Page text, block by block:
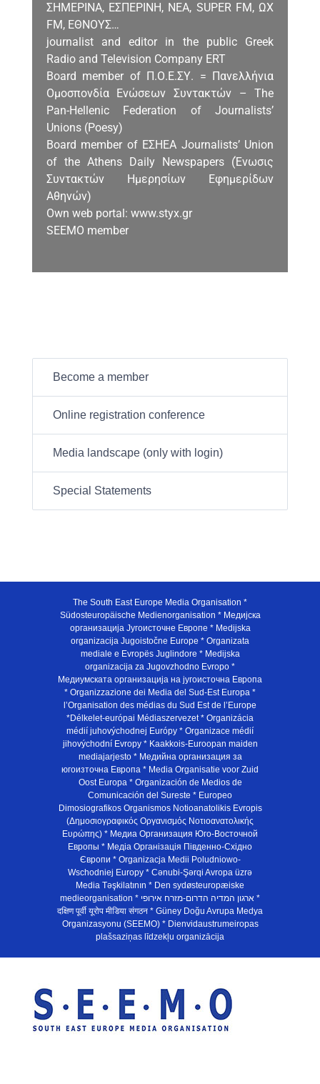
ΣΗΜΕΡΙΝΑ, ΕΣΠΕΡΙΝΗ, ΝΕΑ, SUPER FM, ΩΧ
FM, ΕΘΝΟΥΣ…
journalist and editor in the public Greek
Radio and Television Company ERT
Board member of Π.Ο.Ε.ΣΥ. = Πανελλήνια
Ομοσπονδία Ενώσεων Συντακτών – The
Pan-Hellenic Federation of Journalists’
Unions (Poesy)
Board member of ΕΣΗΕΑ Journalists’ Union
of the Athens Daily Newspapers (Ένωσις
Συντακτών Ημερησίων Εφημερίδων
Αθηνών)
Own web portal: www.styx.gr
SEEMO member
Become a member
Online registration conference
Media landscape (only with login)
Special Statements
The South East Europe Media Organisation *
Südosteuropäische Medienorganisation * Медијска
организација Југоисточне Европе * Medijska
organizacija Jugoistočne Europe * Organizata
mediale e Evropës Juglindore * Medijska
organizacija za Jugovzhodno Evropo *
Медиумската организација на југоисточна Европа
* Organizzazione dei Media del Sud-Est Europa *
l’Organisation des médias du Sud Est de l’Europe
*Délkelet-európai Médiaszervezet * Organizácia
médií juhovýchodnej Európy * Organizace médií
jihovýchodní Evropy * Kaakkois-Euroopan maiden
mediajarjesto * Медийна организация за
югоизточна Европа * Media Organisatie voor Zuid
Oost Europa * Organización de Medios de
Comunicación del Sureste * Europeo
Dimosiografikos Organismos Notioanatolikis Evropis
(Δημοσιογραφικός Οργανισμός Νοτιοανατολικής
Ευρώπης) * Медиа Организация Юго-Восточной
Европы * Медiа Органiзацiя Пiвденно-Схiдно
Європи * Organizacja Medii Poludniowo-
Wschodniej Europy * Cənubi-Şərqi Avropa üzrə
Media Təşkilatının * Den sydøsteuropæiske
medieorganisation * ארגון המדיה הדרום-מזרח אירופי *
दक्षिण पूर्वी यूरोप मीडिया संगठन * Güney Doğu Avrupa Medya
Organizasyonu (SEEMO) * Dienvidaustrumeiropas
plašsaziņas līdzekļu organizācija